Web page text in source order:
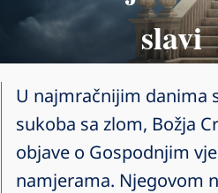
slavi
U najmračnijim danima
sukoba sa zlom, Božja
objave o Gospodnjim
namjerama. Njegovom